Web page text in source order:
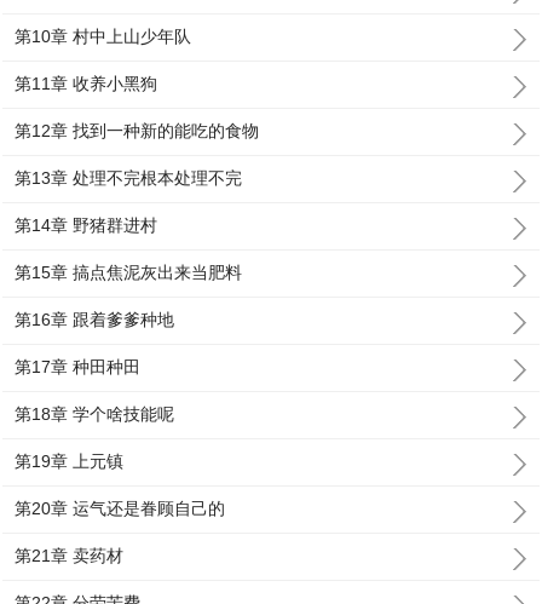
第10章 村中上山少年队
第11章 收养小黑狗
第12章 找到一种新的能吃的食物
第13章 处理不完根本处理不完
第14章 野猪群进村
第15章 搞点焦泥灰出来当肥料
第16章 跟着爹爹种地
第17章 种田种田
第18章 学个啥技能呢
第19章 上元镇
第20章 运气还是眷顾自己的
第21章 卖药材